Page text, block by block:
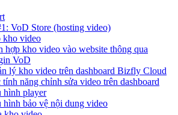
VoD Store (hosting video)
kho video
hợp kho video vào website thông qua
VoD
lý kho video trên dashboard Bizfly Cloud
tính năng chỉnh sửa video trên dashboard
hình player
hình bảo vệ nội dung video